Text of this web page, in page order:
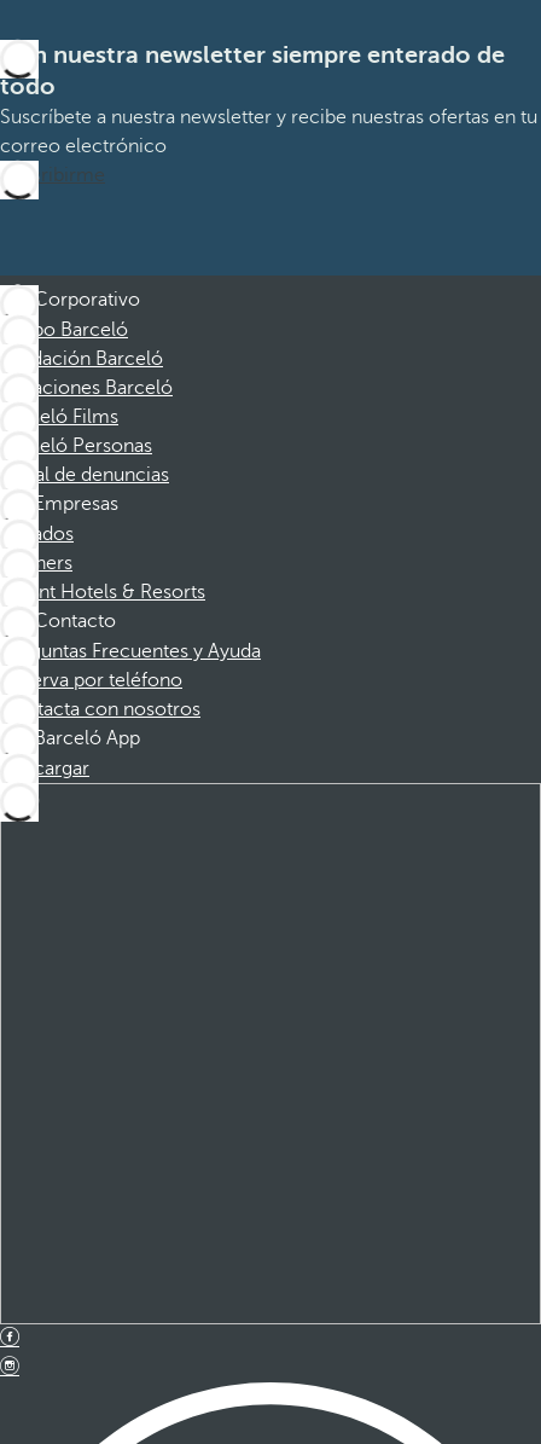
Con nuestra newsletter siempre enterado de
todo
Suscríbete a nuestra newsletter y recibe nuestras ofertas en tu
correo electrónico
Suscribirme
Corporativo
Grupo Barceló
Fundación Barceló
Vacaciones Barceló
Barceló Films
Barceló Personas
Canal de denuncias
Empresas
Afiliados
Partners
Dorint Hotels & Resorts
Contacto
Preguntas Frecuentes y Ayuda
Reserva por teléfono
Contacta con nosotros
Barceló App
Descargar